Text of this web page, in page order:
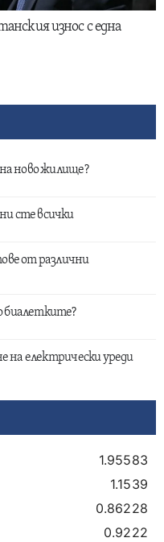
износ с една
ново жилище?
сте всички
от различни
биалетките?
на електрически уреди
1.95583
1.1539
0.86228
0.9222